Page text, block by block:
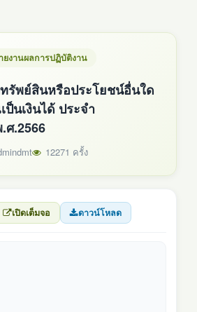
ยงานผลการปฏิบัติงาน
รัพย์สินหรือประโยชน์อื่นใด
นเงินได้ ประจำ
.2566
12271 ครั้ง
เปิดเต็มจอ ดาวน์โหลด